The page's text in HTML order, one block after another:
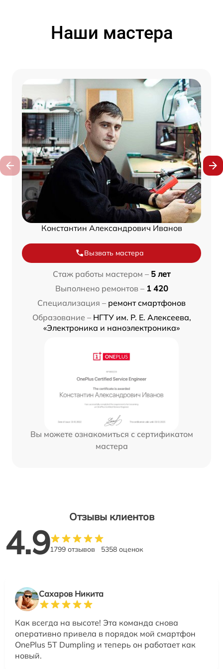
Наши мастера
Константин Александрович Иванов
Вызвать мастера
Стаж работы мастером – 5 лет
Выполнено ремонтов – 1 420
Специализация – ремонт смартфонов
Образование – НГТУ им. Р. Е. Алексеева,
«Электроника и наноэлектроника»
Вы можете ознакомиться с сертификатом
мастера
Отзывы клиентов
4.91799 отзывов 5358 оценок
Сахаров Никита
Как всегда на высоте! Эта команда снова
оперативно привела в порядок мой смартфон
OnePlus 5T Dumpling и теперь он работает как
новый.